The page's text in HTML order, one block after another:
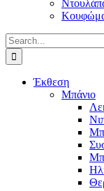
Search
for:
Έκθεση
Μπάνιο